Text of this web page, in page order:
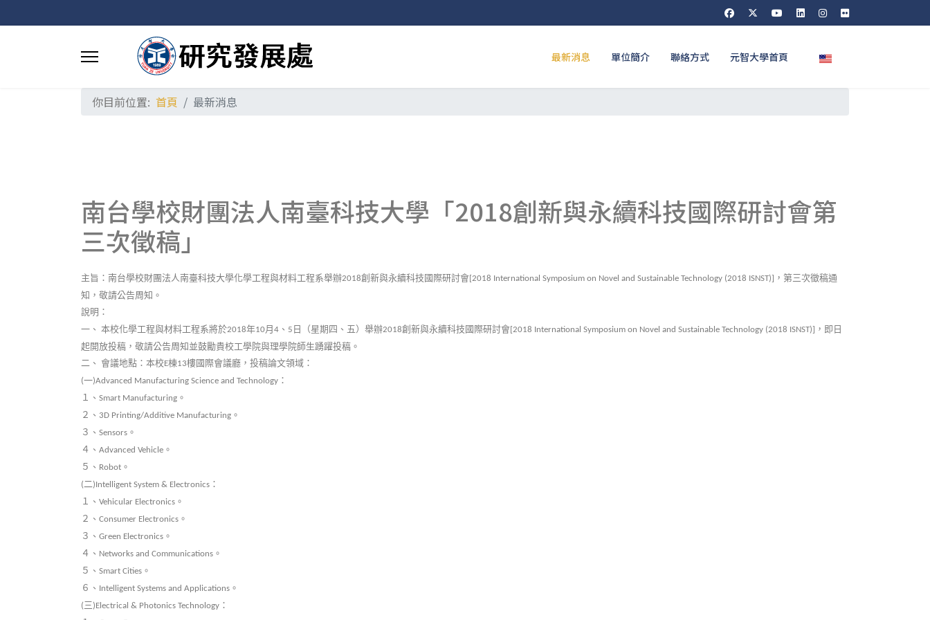
最新消息 單位簡介 聯絡方式 元智大學首頁 選擇你的語言
你目前位置: 首頁 最新消息
南台學校財團法人南臺科技大學「2018創新與永續科技國際研討會第
三次徵稿」
主旨：南台學校財團法人南臺科技大學化學工程與材料工程系舉辦2018創新與永續科技國際研討會[2018 International Symposium on Novel and Sustainable Technology (2018 ISNST)] ，第三次徵稿通
知，敬請公告周知。
說明：
一、 本校化學工程與材料工程系將於2018年10月4 、 5 日（星期四、五）舉辦2018創新與永續科技國際研討會[2018 International Symposium on Novel and Sustainable Technology (2018 ISNST)] ，即日
起開放投稿，敬請公告周知並鼓勵貴校工學院與理學院師生踴躍投稿。
二、 會議地點：本校E棟13樓國際會議廳，投稿論文領域：
(一)Advanced Manufacturing Science and Technology ：
１、 Smart Manufacturing 。
２、 3D Printing/Additive Manufacturing 。
３、 Sensors 。
４、 Advanced Vehicle 。
５、 Robot 。
(二)Intelligent System & Electronics ：
１、 Vehicular Electronics 。
２、 Consumer Electronics 。
３、 Green Electronics 。
４、 Networks and Communications 。
５、 Smart Cities 。
６、 Intelligent Systems and Applications 。
(三)Electrical & Photonics Technology ：